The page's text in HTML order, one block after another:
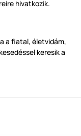
hivatkozik.
a fiatal, életvidám,
keresik a